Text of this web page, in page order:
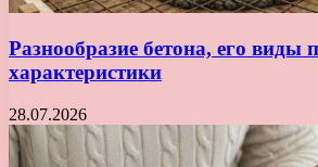
Разнообразие бетона, его виды
характеристики
28.07.2026